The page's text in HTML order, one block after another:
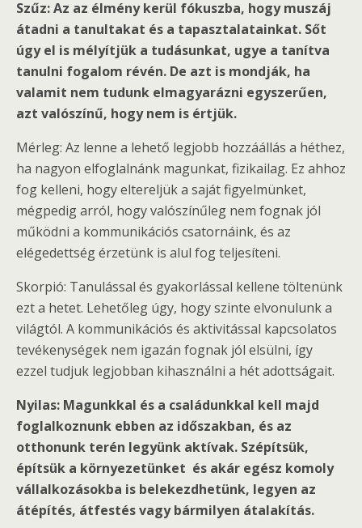
Szűz: Az az élmény kerül fókuszba, hogy muszáj
átadni a tanultakat és a tapasztalatainkat. Sőt
úgy el is mélyítjük a tudásunkat, ugye a tanítva
tanulni fogalom révén. De azt is mondják, ha
valamit nem tudunk elmagyarázni egyszerűen,
azt valószínű, hogy nem is értjük.
Mérleg: Az lenne a lehető legjobb hozzáállás a héthez,
ha nagyon elfoglalnánk magunkat, fizikailag. Ez ahhoz
fog kelleni, hogy eltereljük a saját figyelmünket,
mégpedig arról, hogy valószínűleg nem fognak jól
működni a kommunikációs csatornáink, és az
elégedettség érzetünk is alul fog teljesíteni.
Skorpió: Tanulással és gyakorlással kellene töltenünk
ezt a hetet. Lehetőleg úgy, hogy szinte elvonulunk a
világtól. A kommunikációs és aktivitással kapcsolatos
tevékenységek nem igazán fognak jól elsülni, így
ezzel tudjuk legjobban kihasználni a hét adottságait.
Nyilas: Magunkkal és a családunkkal kell majd
foglalkoznunk ebben az időszakban, és az
otthonunk terén legyünk aktívak. Szépítsük,
építsük a környezetünket és akár egész komoly
vállalkozásokba is belekezdhetünk, legyen az
átépítés, átfestés vagy bármilyen átalakítás.